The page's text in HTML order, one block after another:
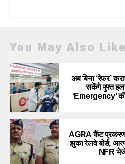
You May Also Like
अब बिना ‘रेफर’
सकेंगे मुफ्त
‘Emergency’ की
AGRA कैंट
झुका रेलवे बोर्ड,
NFR भेजे